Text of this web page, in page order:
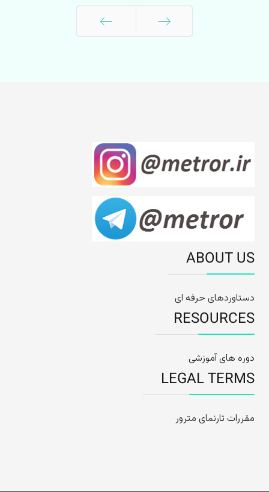
ABOUT US
دستاوردهای حرفه ای
RESOURCES
دوره های آموزشی
LEGAL TERMS
مقررات تارنمای مترور